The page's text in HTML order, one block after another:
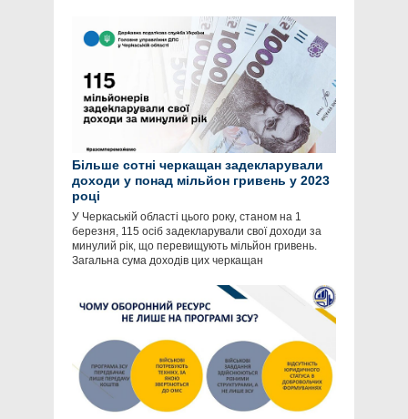
Більше сотні черкащан задекларували
доходи у понад мільйон гривень у 2023
році
У Черкаській області цього року, станом на 1
березня, 115 осіб задекларували свої доходи за
минулий рік, що перевищують мільйон гривень.
Загальна сума доходів цих черкащан